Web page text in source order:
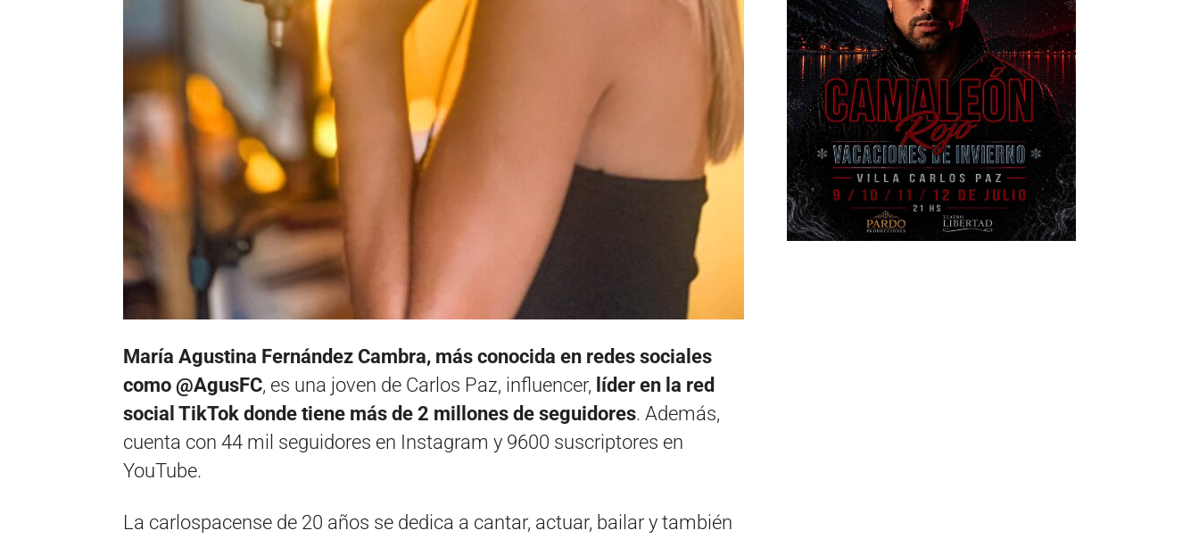
María Agustina Fernández Cambra, más conocida en redes sociales
como @AgusFC, es una joven de Carlos Paz, influencer, líder en la red
social TikTok donde tiene más de 2 millones de seguidores. Además,
cuenta con 44 mil seguidores en Instagram y 9600 suscriptores en
YouTube.
La carlospacense de 20 años se dedica a cantar, actuar, bailar y también